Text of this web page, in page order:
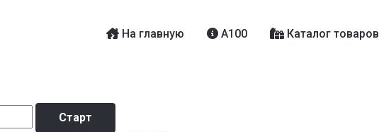
На главную A100 Каталог товаров